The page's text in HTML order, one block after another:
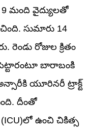
9 మంది వైద్యులతో
సుమారు 14
రోజుల క్రితం
బారాబంకి
యూరినరీ ట్రాక్ట్
దీంతో
ఉంచి చికిత్స